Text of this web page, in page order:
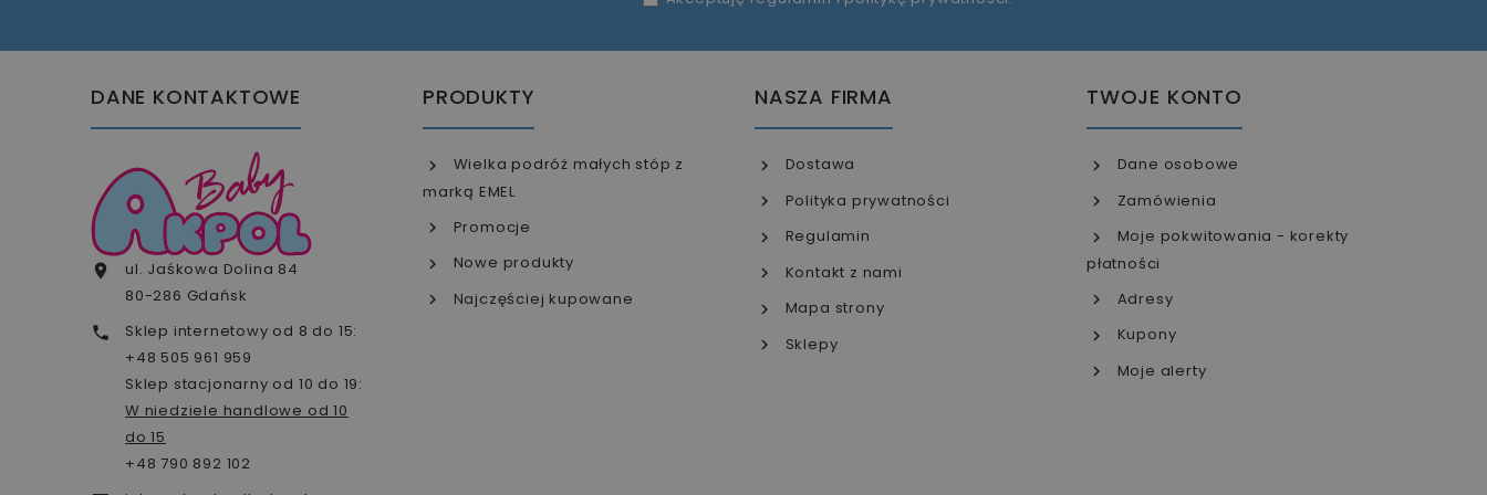
DANE KONTAKTOWE

ul. Jaśkowa Dolina 84
80-286 Gdańsk

Sklep internetowy od 8 do 15:
+48 505 961 959
Sklep stacjonarny od 10 do 19:
W niedziele handlowe od 10
do 15
+48 790 892 102
PRODUKTY
Wielka podróż małych stóp z
marką EMEL
Promocje
Nowe produkty
Najczęściej kupowane
NASZA FIRMA
Dostawa
Polityka prywatności
Regulamin
Kontakt z nami
Mapa strony
Sklepy
TWOJE KONTO
Dane osobowe
Zamówienia
Moje pokwitowania - korekty
płatności
Adresy
Kupony
Moje alerty